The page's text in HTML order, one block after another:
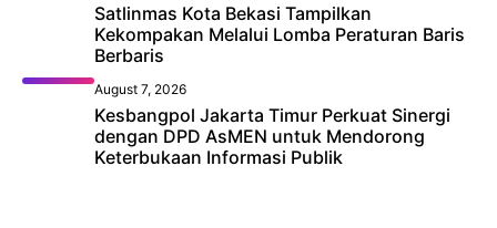
Satlinmas Kota Bekasi Tampilkan
Kekompakan Melalui Lomba Peraturan Baris
Berbaris
August 7, 2026
Kesbangpol Jakarta Timur Perkuat Sinergi
dengan DPD AsMEN untuk Mendorong
Keterbukaan Informasi Publik